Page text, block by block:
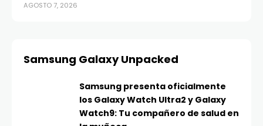
AGOSTO 7, 2026
Samsung Galaxy Unpacked
Samsung presenta oficialmente
los Galaxy Watch Ultra2 y Galaxy
Watch9: Tu compañero de salud en